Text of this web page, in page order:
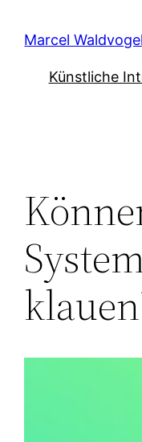
Inhalt
Marcel Waldvogel
Künstliche